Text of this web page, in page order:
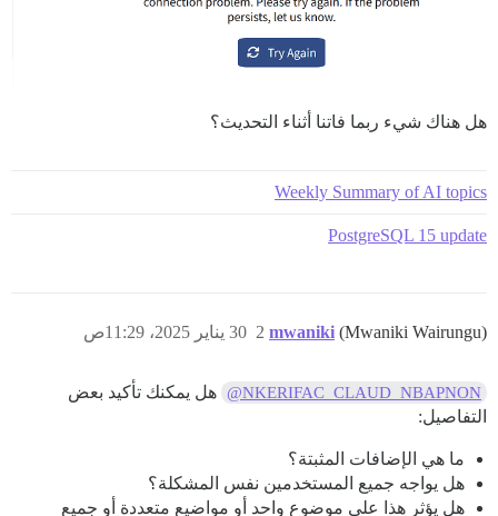
هل هناك شيء ربما فاتنا أثناء التحديث؟
Weekly Summary of AI topics
PostgreSQL 15 update
mwaniki (Mwaniki Wairungu) 30 يناير 2025، 11:29ص 2
@NKERIFAC_CLAUD_NBAPNON هل يمكنك تأكيد بعض
التفاصيل:
ما هي الإضافات المثبتة؟
هل يواجه جميع المستخدمين نفس المشكلة؟
هل يؤثر هذا على موضوع واحد أو مواضيع متعددة أو جميع